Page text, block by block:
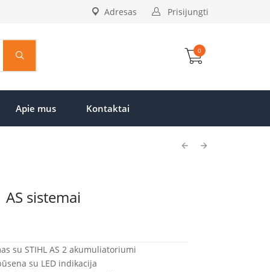
Prisijungti
Adresas
0
Apie mus Kontaktai
AS sistemai
su STIHL AS 2 akumuliatoriumi
su LED indikacija